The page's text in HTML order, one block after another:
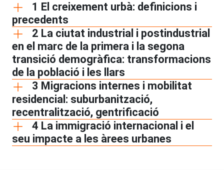
1 El creixement urbà: definicions i
precedents
2 La ciutat industrial i postindustrial
en el marc de la primera i la segona
transició demogràfica: transformacions
de la població i les llars
3 Migracions internes i mobilitat
residencial: suburbanització,
recentralització, gentrificació
4 La immigració internacional i el
seu impacte a les àrees urbanes